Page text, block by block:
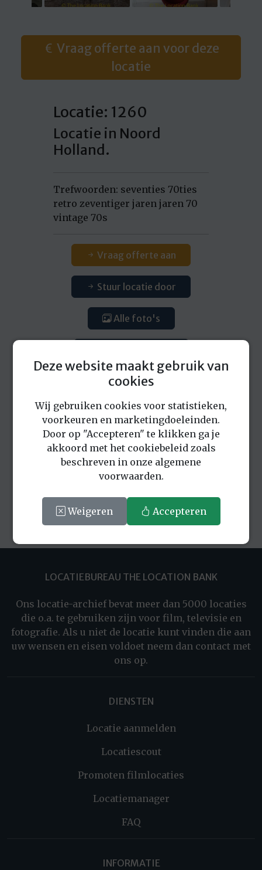
Vraag offerte aan voor deze
locatie
Locatie: 1260
Locatie in Noord
Holland.
Trefwoorden: seventies 70ties
retro zeventiger jaren jaren 70
vintage 70s
Vraag offerte aan
Stuur locatie door
Alle foto's
Eerder bekeken locaties
LOCATIEBUREAU THE LOCATION BANK
Ons locatie-archief bevat meer dan 5000 locaties
die o.a. te gebruiken zijn voor film, televisie en
fotografie. Als u niet de locatie kunt vinden die aan
uw wensen en eisen voldoet neem dan contact met
ons op.
DIENSTEN
Locatie aanmelden
Locatiescout
Promoten filmlocaties
Locatiemanager
FAQ
INFORMATIE
Deze website maakt gebruik van
cookies
Wij gebruiken cookies voor statistieken,
voorkeuren en marketingdoeleinden.
Door op "Accepteren" te klikken ga je
akkoord met het cookiebeleid zoals
beschreven in onze algemene
voorwaarden.
Weigeren Accepteren